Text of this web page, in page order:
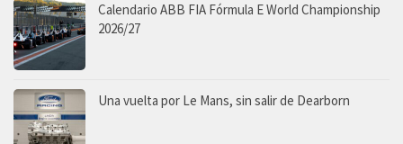
Calendario ABB FIA Fórmula E World Championship
2026/27
Una vuelta por Le Mans, sin salir de Dearborn